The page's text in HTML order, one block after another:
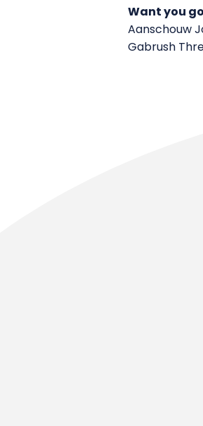
Want you
Aanschouw
Gabrush